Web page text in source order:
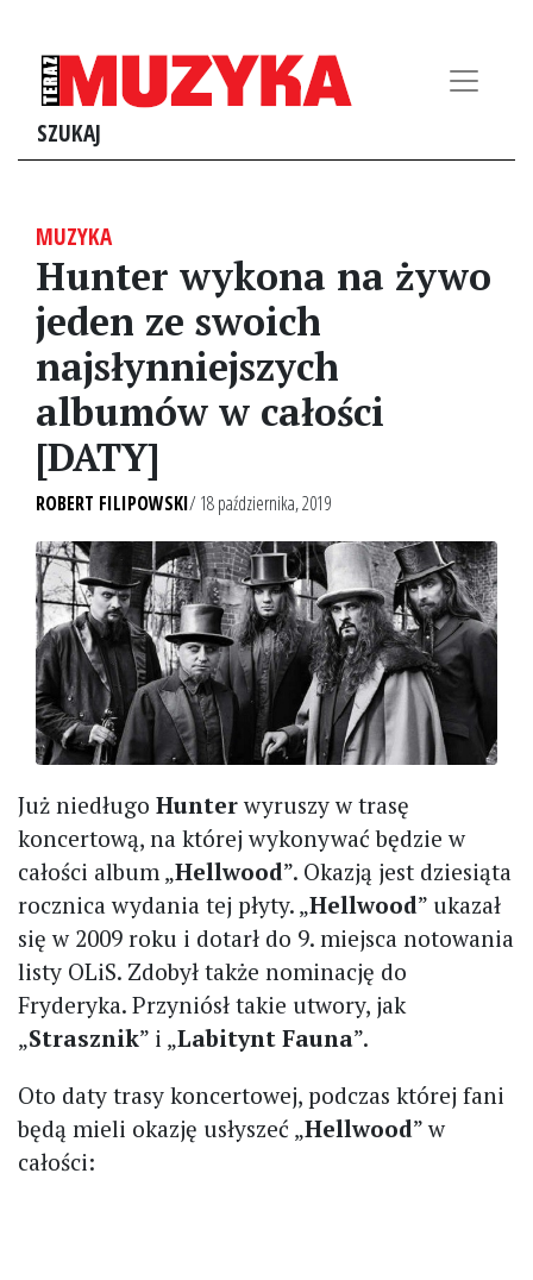
SZUKAJ
MUZYKA
Hunter wykona na żywo
jeden ze swoich
najsłynniejszych
albumów w całości
[DATY]
ROBERT FILIPOWSKI/ 18 października, 2019
Już niedługo Hunterwyruszy w trasę
koncertową, na której wykonywać będzie w
całości album „Hellwood”. Okazją jest dziesiąta
rocznica wydania tej płyty. „Hellwood” ukazał
się w 2009 roku i dotarł do 9. miejsca notowania
listy OLiS. Zdobył także nominację do
Fryderyka. Przyniósł takie utwory, jak
„Strasznik” i „Labitynt Fauna”.
Oto daty trasy koncertowej, podczas której fani
będą mieli okazję usłyszeć „Hellwood” w
całości: